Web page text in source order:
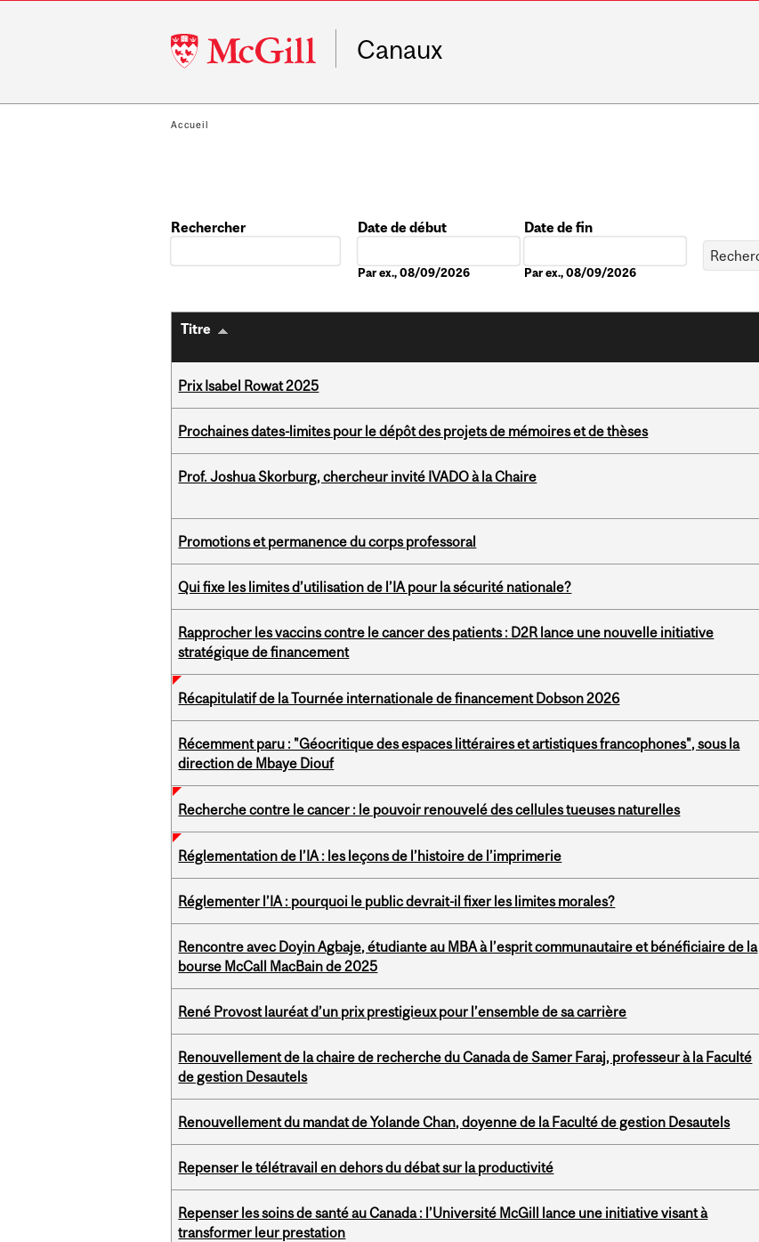
McGill
University
Canaux
Accueil
Rechercher
Date de début
Par ex., 08/09/2026
Date de fin
Par ex., 08/09/2026
Titre
Prix Isabel Rowat 2025
Prochaines dates-limites pour le dépôt des projets de mémoires et de thèses
Prof. Joshua Skorburg, chercheur invité IVADO à la Chaire
Promotions et permanence du corps professoral
Qui fixe les limites d’utilisation de l’IA pour la sécurité nationale?
Rapprocher les vaccins contre le cancer des patients : D2R lance une nouvelle initiative
stratégique de financement
Récapitulatif de la Tournée internationale de financement Dobson 2026
Récemment paru : "Géocritique des espaces littéraires et artistiques francophones", sous la
direction de Mbaye Diouf
Recherche contre le cancer : le pouvoir renouvelé des cellules tueuses naturelles
Réglementation de l’IA : les leçons de l’histoire de l’imprimerie
Réglementer l’IA : pourquoi le public devrait-il fixer les limites morales?
Rencontre avec Doyin Agbaje, étudiante au MBA à l’esprit communautaire et bénéficiaire de la
bourse McCall MacBain de 2025
René Provost lauréat d’un prix prestigieux pour l’ensemble de sa carrière
Renouvellement de la chaire de recherche du Canada de Samer Faraj, professeur à la Faculté
de gestion Desautels
Renouvellement du mandat de Yolande Chan, doyenne de la Faculté de gestion Desautels
Repenser le télétravail en dehors du débat sur la productivité
Repenser les soins de santé au Canada : l’Université McGill lance une initiative visant à
transformer leur prestation